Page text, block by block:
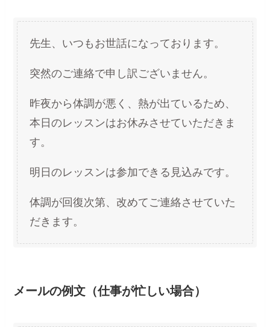
先生、いつもお世話になっております。
突然のご連絡で申し訳ございません。
昨夜から体調が悪く、熱が出ているため、
本日のレッスンはお休みさせていただきま
す。
明日のレッスンは参加できる見込みです。
体調が回復次第、改めてご連絡させていた
だきます。
メールの例文（仕事が忙しい場合）